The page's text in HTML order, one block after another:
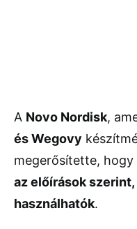
A Novo Nordisk,
és Wegovy
megerősítette, hogy
az előírások
használhatók.